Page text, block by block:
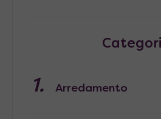
Arredamento